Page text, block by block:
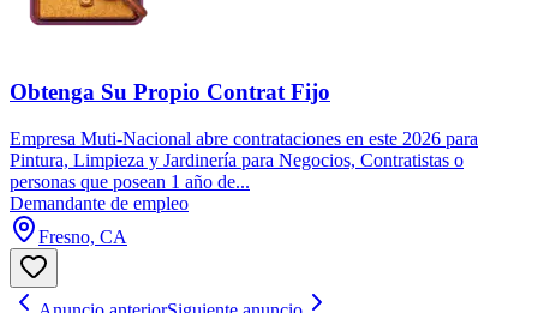
Obtenga Su Propio Contrat Fijo
Empresa Muti-Nacional abre contrataciones en este 2026 para
Pintura, Limpieza y Jardinería para Negocios, Contratistas o
personas que posean 1 año de...
Demandante de empleo
Fresno, CA